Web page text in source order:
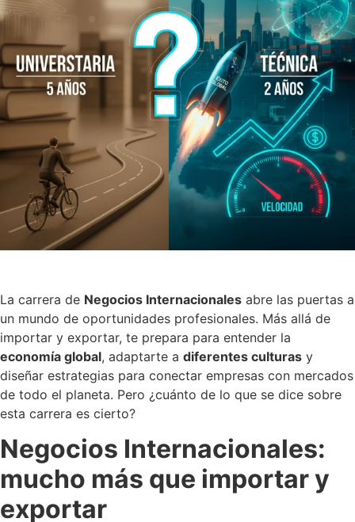
La carrera de Negocios Internacionales abre las puertas a
un mundo de oportunidades profesionales. Más allá de
importar y exportar, te prepara para entender la
economía global, adaptarte a diferentes culturas y
diseñar estrategias para conectar empresas con mercados
de todo el planeta. Pero ¿cuánto de lo que se dice sobre
esta carrera es cierto?
Negocios Internacionales:
mucho más que importar y
exportar